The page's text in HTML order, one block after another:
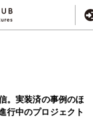
。実装済の事例のほ
行中のプロジェクト